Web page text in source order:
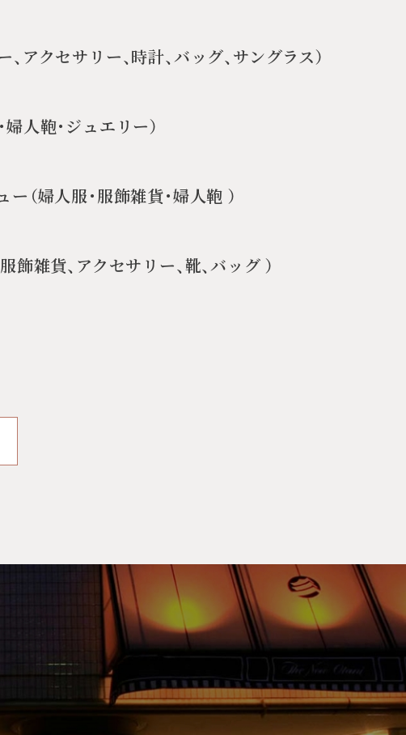
アクセサリー、時計、バッグ、サングラス）
人鞄・ジュエリー）
（婦人服・服飾雑貨・婦人鞄 ）
飾雑貨、アクセサリー、靴、バッグ ）